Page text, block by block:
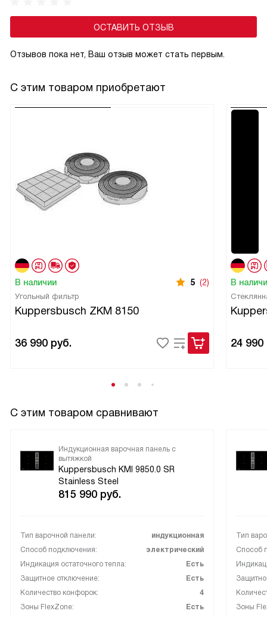
ОСТАВИТЬ ОТЗЫВ
Отзывов пока нет, Ваш отзыв может стать первым.
С этим товаром приобретают
В наличии 5 (2)
Угольный фильтр
Kuppersbusch ZKM 8150
36 990 руб.
В
24 990
С этим товаром сравнивают
Индукционная варочная панель с
вытяжкой
Kuppersbusch KMI 9850.0 SR
Stainless Steel
815 990 руб.
Тип варочной панели:
индукционная
Способ подключения:
электрический
Индикация остаточного тепла:
Есть
Защитное отключение:
Есть
Количество конфорок:
4
Зоны FlexZone:
Есть
Тип
Способ
Зоны